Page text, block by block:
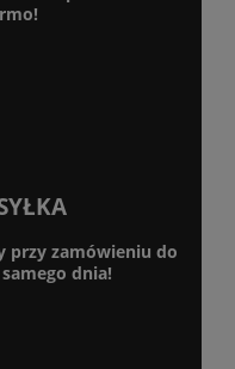
przy zamówieniu do
dnia!